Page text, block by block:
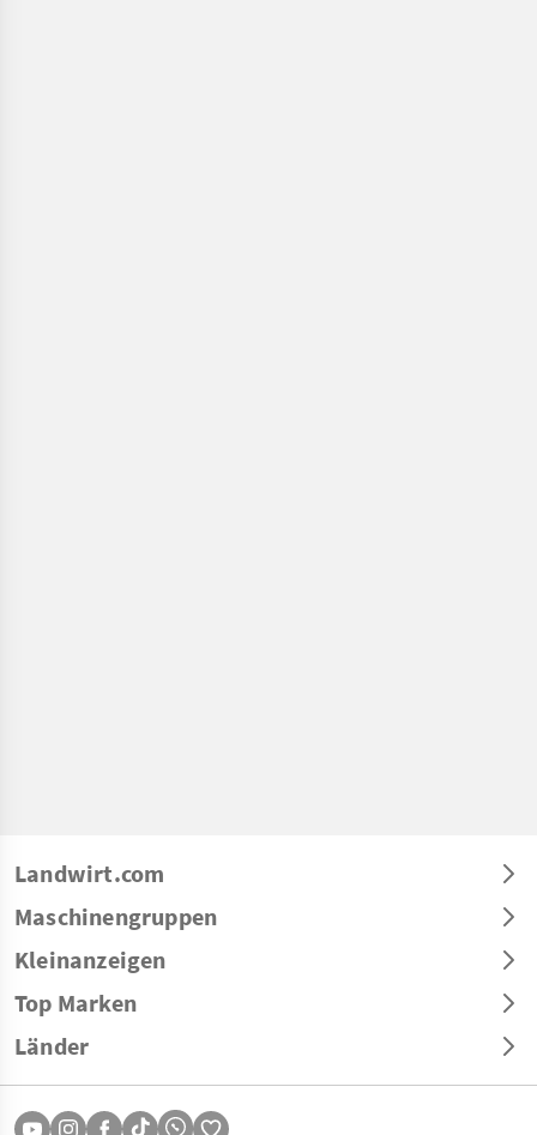
Landwirt.com
Maschinengruppen
Kleinanzeigen
Top Marken
Länder